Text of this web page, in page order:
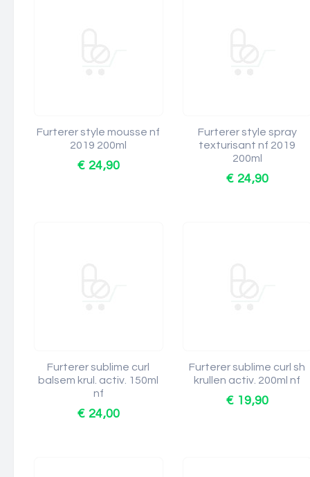
Furterer style mousse nf
2019 200ml
€ 24,90
Furterer style spray
texturisant nf 2019
200ml
€ 24,90
Furterer sublime curl
balsem krul. activ. 150ml
nf
€ 24,00
Furterer sublime curl sh
krullen activ. 200ml nf
€ 19,90